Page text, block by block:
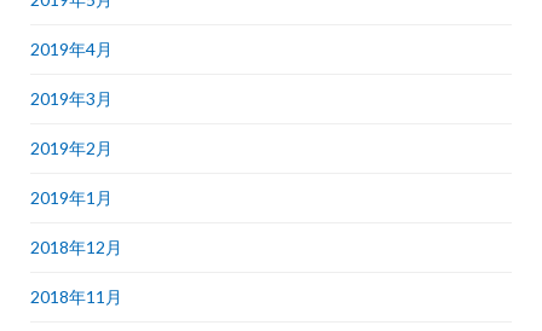
2019年4月
2019年3月
2019年2月
2019年1月
2018年12月
2018年11月